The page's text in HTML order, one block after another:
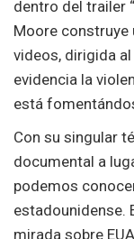
dentro del trailer
Moore construye
videos, dirigida
evidencia la
está
Con su singular
documental a
podemos
estadounidense.
mirada sobre